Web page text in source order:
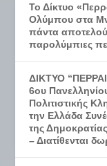
Το Δίκτυο
Ολύμπου στα
πάντα
παρολύμπιες
ΔΙΚΤΥΟ
6ου
Πολιτιστικής
την Ελλάδα
της
– Διατίθενται